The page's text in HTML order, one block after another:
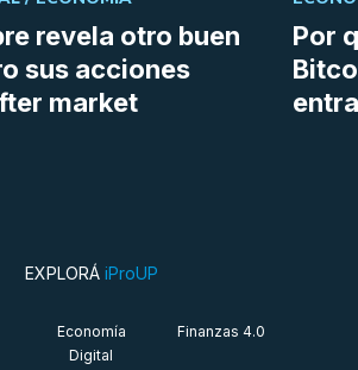
revela otro buen
sus acciones
market
Por
EXPLORÁ iProUP
Economía
Digital
Finanzas 4.0